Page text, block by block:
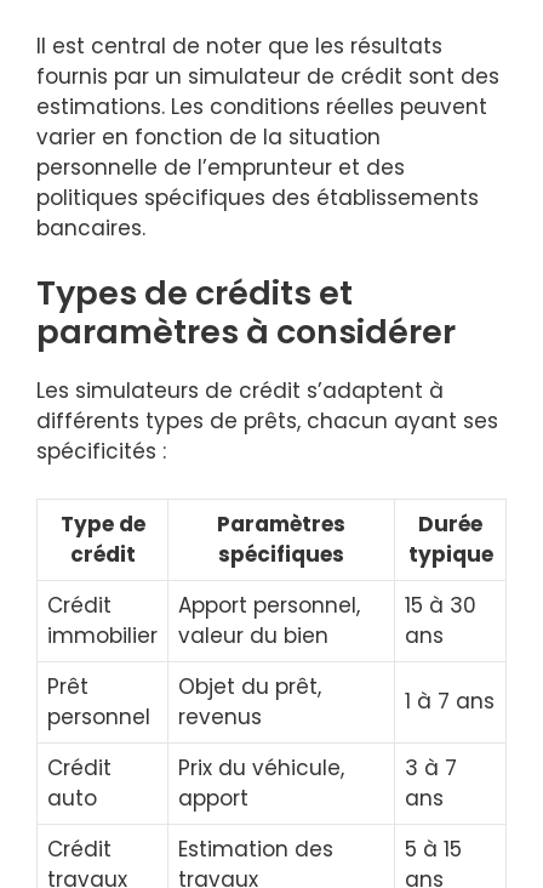
Il est central de noter que les résultats
fournis par un simulateur de crédit sont des
estimations. Les conditions réelles peuvent
varier en fonction de la situation
personnelle de l’emprunteur et des
politiques spécifiques des établissements
bancaires.
Types de crédits et
paramètres à considérer
Les simulateurs de crédit s’adaptent à
différents types de prêts, chacun ayant ses
spécificités :
Type de
crédit
Paramètres
spécifiques
Durée
typique
Crédit
immobilier
Apport personnel,
valeur du bien
15 à 30
ans
Prêt
personnel
Objet du prêt,
revenus
1 à 7 ans
Crédit
auto
Prix du véhicule,
apport
3 à 7
ans
Crédit
travaux
Estimation des
travaux
5 à 15
ans